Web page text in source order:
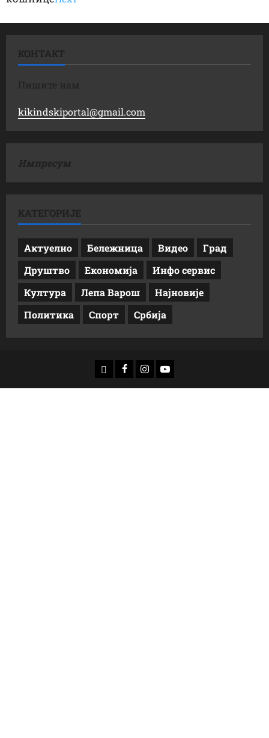
КОНТАКТ
Пишите нам
kikindskiportal@gmail.com
Импресум
КАТЕГОРИЈЕ
Актуелно Бележница Видео
Град
Друштво
Економија
Инфо сервис
Култура
Лепа Варош
Најновије
Политика
Спорт Србија
доwнлоад
Фацебоок
Инстаграм
Yоутубе